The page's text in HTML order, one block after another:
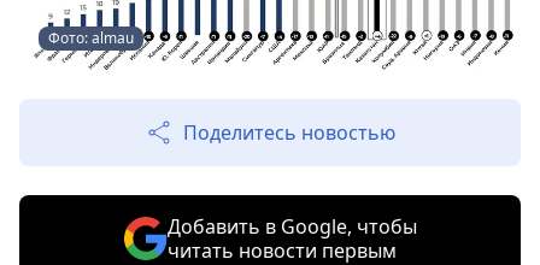
Фото: almau
Поделитесь новостью
Добавить в Google, чтобы
читать новости первым